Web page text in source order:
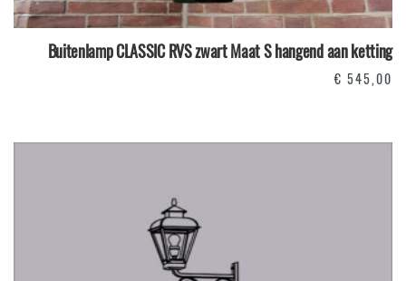
Buitenlamp CLASSIC RVS zwart Maat S hangend aan ketting
€ 545,00